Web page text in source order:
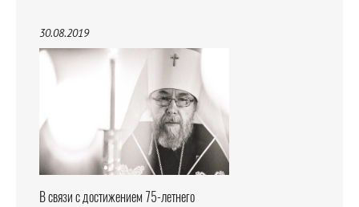
30.08.2019
В связи с достижением 75-летнего